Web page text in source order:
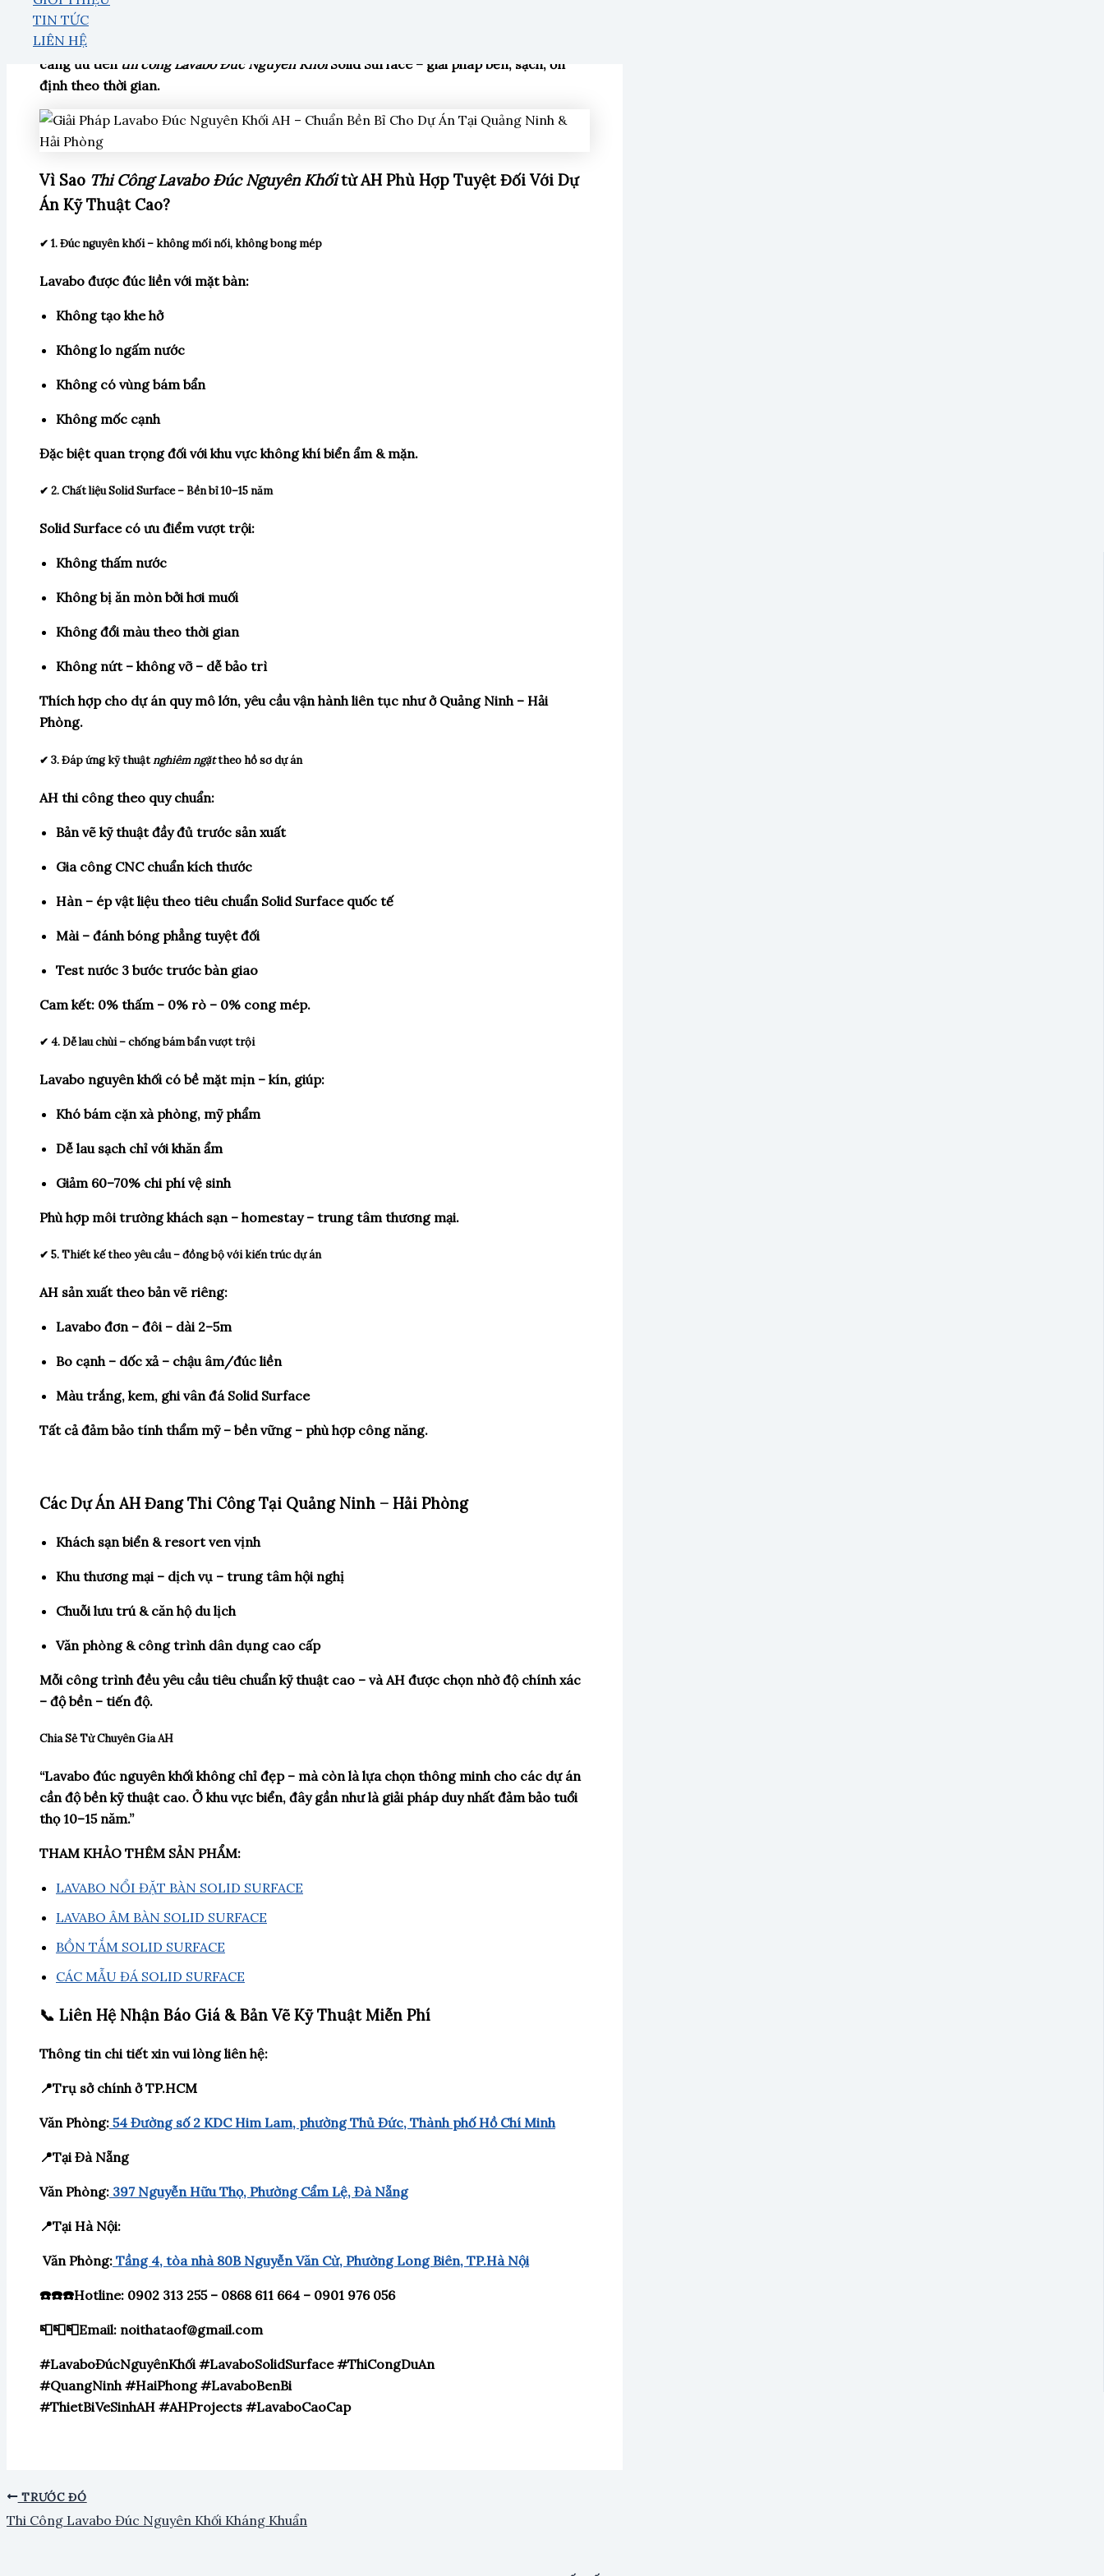
TIN TỨC
LIÊN HỆ
Tần suất sử dụng dày đặc
Vì vậy, các chủ đầu tư khu nghỉ dưỡng, khách sạn, khu dịch vụ tại hai khu vực này ngày
càng ưu tiên thi công Lavabo Đúc Nguyên KhốiSolid Surface – giải pháp bền, sạch, ổn
định theo thời gian.
Vì Sao Thi Công Lavabo Đúc Nguyên Khốitừ AH Phù Hợp Tuyệt Đối Với Dự
Án Kỹ Thuật Cao?
✔ 1. Đúc nguyên khối – không mối nối, không bong mép
Lavabo được đúc liền với mặt bàn:
Không tạo khe hở
Không lo ngấm nước
Không có vùng bám bẩn
Không mốc cạnh
Đặc biệt quan trọng đối với khu vực không khí biển ẩm & mặn.
✔ 2. Chất liệu Solid Surface – Bền bỉ 10–15 năm
Solid Surface có ưu điểm vượt trội:
Không thấm nước
Không bị ăn mòn bởi hơi muối
Không đổi màu theo thời gian
Không nứt – không vỡ – dễ bảo trì
Thích hợp cho dự án quy mô lớn, yêu cầu vận hành liên tục như ở Quảng Ninh – Hải
Phòng.
✔ 3. Đáp ứng kỹ thuậtnghiêm ngặttheo hồ sơ dự án
AH thi công theo quy chuẩn:
Bản vẽ kỹ thuật đầy đủ trước sản xuất
Gia công CNC chuẩn kích thước
Hàn – ép vật liệu theo tiêu chuẩn Solid Surface quốc tế
Mài – đánh bóng phẳng tuyệt đối
Test nước 3 bước trước bàn giao
Cam kết: 0% thấm – 0% rò – 0% cong mép.
✔ 4. Dễ lau chùi – chống bám bẩn vượt trội
Lavabo nguyên khối có bề mặt mịn – kín, giúp:
Khó bám cặn xà phòng, mỹ phẩm
Dễ lau sạch chỉ với khăn ẩm
Giảm 60–70% chi phí vệ sinh
Phù hợp môi trường khách sạn – homestay – trung tâm thương mại.
✔ 5. Thiết kế theo yêu cầu – đồng bộ với kiến trúc dự án
AH sản xuất theo bản vẽ riêng:
Lavabo đơn – đôi – dài 2–5m
Bo cạnh – dốc xả – chậu âm/đúc liền
Màu trắng, kem, ghi vân đá Solid Surface
Tất cả đảm bảo tính thẩm mỹ – bền vững – phù hợp công năng.
Các Dự Án AH Đang Thi Công Tại Quảng Ninh – Hải Phòng
Khách sạn biển & resort ven vịnh
Khu thương mại – dịch vụ – trung tâm hội nghị
Chuỗi lưu trú & căn hộ du lịch
Văn phòng & công trình dân dụng cao cấp
Mỗi công trình đều yêu cầu tiêu chuẩn kỹ thuật cao – và AH được chọn nhờ độ chính xác
– độ bền – tiến độ.
Chia Sẻ Từ Chuyên Gia AH
“Lavabo đúc nguyên khối không chỉ đẹp – mà còn là lựa chọn thông minh cho các dự án
cần độ bền kỹ thuật cao. Ở khu vực biển, đây gần như là giải pháp duy nhất đảm bảo tuổi
thọ 10–15 năm.”
THAM KHẢO THÊM SẢN PHẨM:
LAVABO NỔI ĐẶT BÀN SOLID SURFACE
LAVABO ÂM BÀN SOLID SURFACE
BỒN TẮM SOLID SURFACE
CÁC MẪU ĐÁ SOLID SURFACE
📞 Liên Hệ Nhận Báo Giá & Bản Vẽ Kỹ Thuật Miễn Phí
Thông tin chi tiết xin vui lòng liên hệ:
📍Trụ sở chính ở TP.HCM
Văn Phòng: 54 Đường số 2 KDC Him Lam, phường Thủ Đức, Thành phố Hồ Chí Minh
📍Tại Đà Nẵng
Văn Phòng: 397 Nguyễn Hữu Thọ, Phường Cẩm Lệ, Đà Nẵng
📍Tại Hà Nội:
Văn Phòng: Tầng 4, tòa nhà 80B Nguyễn Văn Cừ, Phường Long Biên, TP.Hà Nội
☎️☎️☎️Hotline: 0902 313 255 – 0868 611 664 – 0901 976 056
📮📮📮Email: noithataof@gmail.com
#LavaboĐúcNguyênKhối #LavaboSolidSurface #ThiCongDuAn
#QuangNinh #HaiPhong #LavaboBenBi
#ThietBiVeSinhAH #AHProjects #LavaboCaoCap
TRƯỚC ĐÓ
Thi Công Lavabo Đúc Nguyên Khối Kháng Khuẩn